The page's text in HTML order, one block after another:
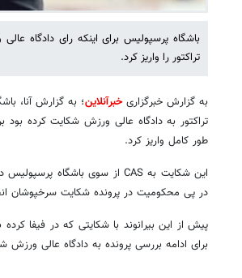
باشگاه پرسپولیس برای اینکه رای دادگاه
تراکتور را واریز کرد.
به گزارش خبرگزاریخبرآنلاین؛ به گزارش آنا،
تراکتور به دادگاه عالی ورزش شکایت کرده بود
طور کامل واریز کرد.
در پی محکومیت در پرونده شکایت سرخپوشان
پیش از این بیرانوند با شکایتی که در فیفا
برای ادامه بررسی پرونده به دادگاه عالی ورزش